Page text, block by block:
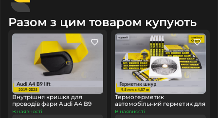
Рестайлінг/
Дорестайлінг
дорестайлінг
Нове
Тип запчастини Аналог
Тип техніки Легковий автомобіль
Разом з цим товаром купують
Внутрішня кришка для
проводів фари Audi A4 B9
LED (2019-2025) дорест
В наявності
Термогерметик
автомобільний герметик для
фар Orgavyl Оргавіл
В наявності